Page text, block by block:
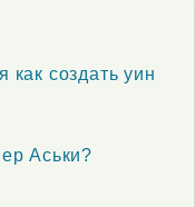
как создать уин
Аськи?